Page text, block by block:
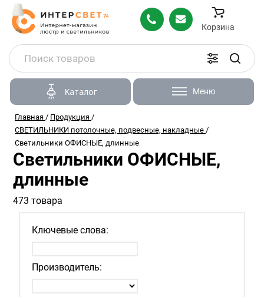
Корзина
Каталог Меню
Главная / Продукция /
СВЕТИЛЬНИКИ потолочные, подвесные, накладные /
Светильники ОФИСНЫЕ, длинные
Светильники ОФИСНЫЕ,
длинные
473 товара
Ключевые слова:
Производитель: